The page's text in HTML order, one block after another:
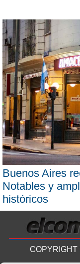
Buenos Aires
Notables y
históricos
COPYRIGHT